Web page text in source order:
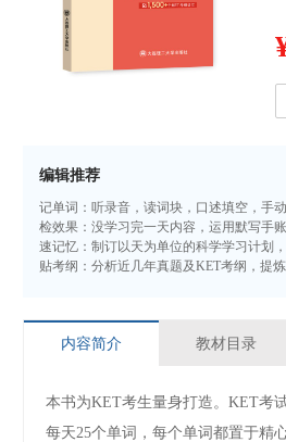
编辑推荐
记单词：听录音，读词块，口述填空，手
检效果：没学习完一天内容，运用默写手
速记忆：制订以天为单位的科学学习计划
贴考纲：分析近几年真题及KET考纲，提
内容简介 教材目录
本书为KET考生量身打造。KET考
每天25个单词，每个单词都置于精